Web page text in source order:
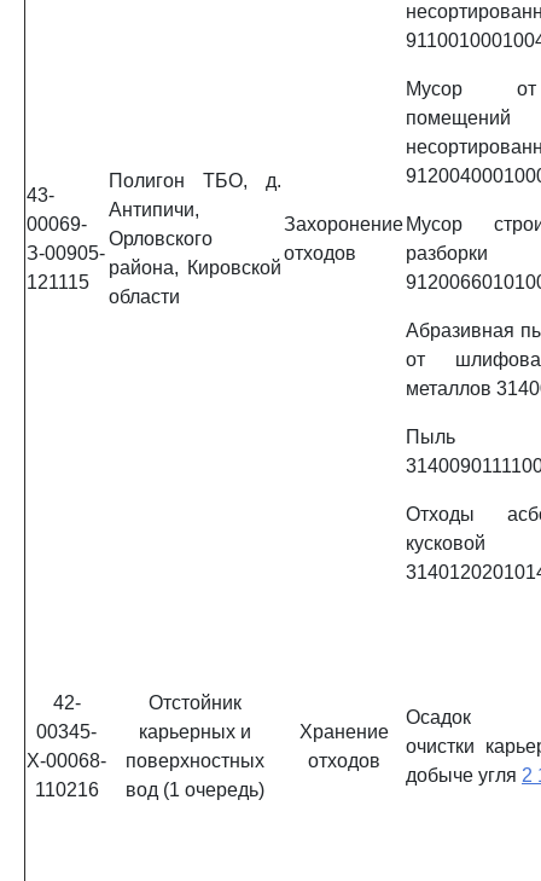
43-
00069-
З-00905-
121115
Полигон ТБО, д.
Антипичи,
Орловского
района, Кировской
области
Захоронение
отходов
Мусор
помещений
Мусор
Абразивная
от
металлов
Пыль
Отходы
42-
00345-
Х-00068-
110216
Отстойник
карьерных и
поверхностных
вод (1 очередь)
Хранение
отходов
Осадок
очистки
добыче угля 2